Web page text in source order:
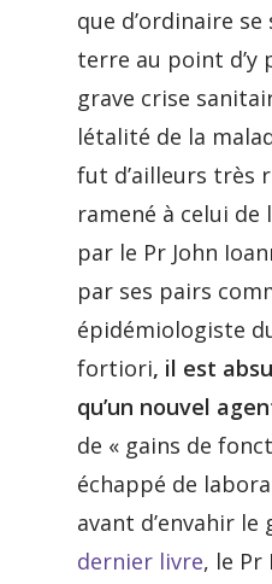
que d’ordinaire
terre au point d’y
grave crise
létalité de la
fut d’ailleurs très
ramené à celui de
par le Pr John
par ses pairs
épidémiologiste
fortiori, il est
qu’un nouvel
de « gains de
échappé de
avant d’envahir le
dernier livre, le Pr